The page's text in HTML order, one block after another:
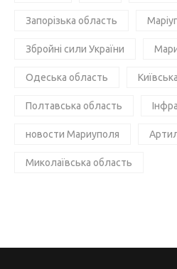
Запорізька область
Збройні сили України
Одеська область
Полтавська область
новости Мариуполя
Миколаївська область